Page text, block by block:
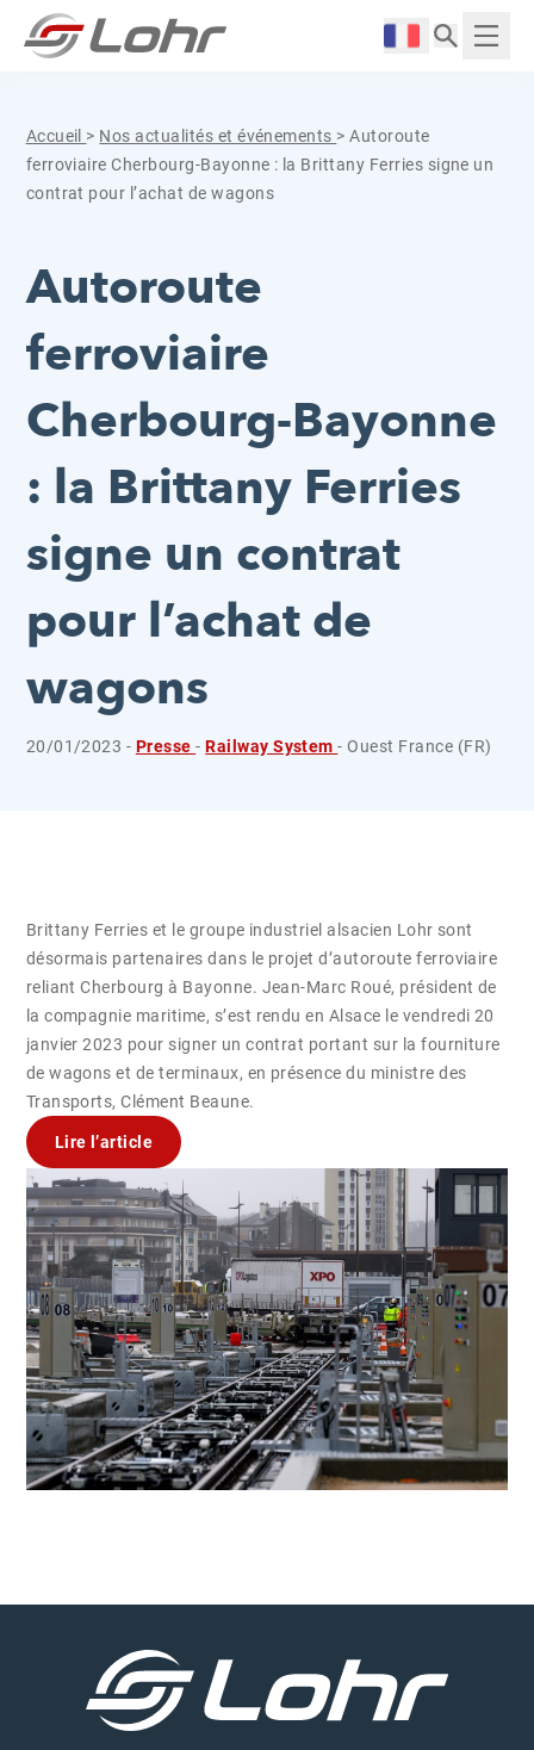
Aller directement au contenu
Langue :
Accueil > Nos actualités et événements >Autoroute
ferroviaire Cherbourg-Bayonne : la Brittany Ferries signe un
contrat pour l’achat de wagons
Autoroute
ferroviaire
Cherbourg-Bayonne
: la Brittany Ferries
signe un contrat
pour l’achat de
wagons
20/01/2023 - Presse-Railway System- Ouest France (FR)
Brittany Ferries et le groupe industriel alsacien Lohr sont
désormais partenaires dans le projet d’autoroute ferroviaire
reliant Cherbourg à Bayonne. Jean-Marc Roué, président de
la compagnie maritime, s’est rendu en Alsace le vendredi 20
janvier 2023 pour signer un contrat portant sur la fourniture
de wagons et de terminaux, en présence du ministre des
Transports, Clément Beaune.
Lire l’article
Panneau de gestion des cookies